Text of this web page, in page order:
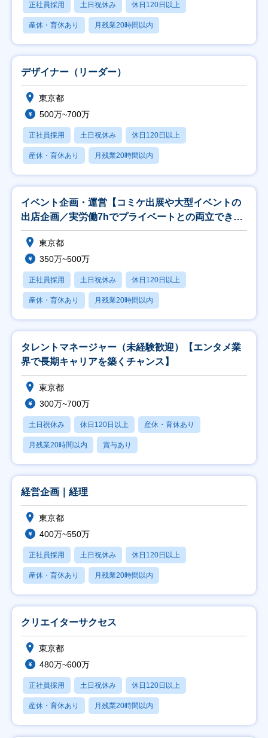
正社員採用 土日祝休み 休日120日以上
産休・育休あり 月残業20時間以内
デザイナー（リーダー）
東京都
500万~700万
正社員採用 土日祝休み 休日120日以上
産休・育休あり 月残業20時間以内
イベント企画・運営【コミケ出展や大型イベントの
出店企画／実労働7hでプライベートとの両立できる
◎】
東京都
350万~500万
正社員採用 土日祝休み 休日120日以上
産休・育休あり 月残業20時間以内
タレントマネージャー（未経験歓迎）【エンタメ業
界で長期キャリアを築くチャンス】
東京都
300万~700万
土日祝休み 休日120日以上 産休・育休あり
月残業20時間以内 賞与あり
経営企画｜経理
東京都
400万~550万
正社員採用 土日祝休み 休日120日以上
産休・育休あり 月残業20時間以内
クリエイターサクセス
東京都
480万~600万
正社員採用 土日祝休み 休日120日以上
産休・育休あり 月残業20時間以内